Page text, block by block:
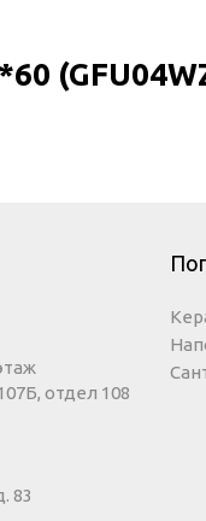
отдел 108
83